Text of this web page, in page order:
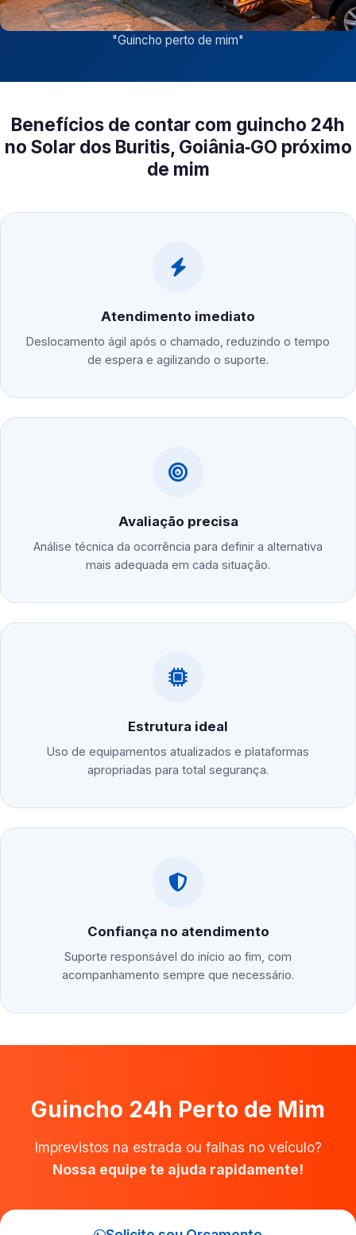
"Guincho perto de mim"
Benefícios de contar com guincho 24h
no Solar dos Buritis, Goiânia‑GO próximo
de mim
Atendimento imediato
Deslocamento ágil após o chamado, reduzindo o tempo
de espera e agilizando o suporte.
Avaliação precisa
Análise técnica da ocorrência para definir a alternativa
mais adequada em cada situação.
Estrutura ideal
Uso de equipamentos atualizados e plataformas
apropriadas para total segurança.
Confiança no atendimento
Suporte responsável do início ao fim, com
acompanhamento sempre que necessário.
Guincho 24h Perto de Mim
Imprevistos na estrada ou falhas no veículo?
Nossa equipe te ajuda rapidamente!